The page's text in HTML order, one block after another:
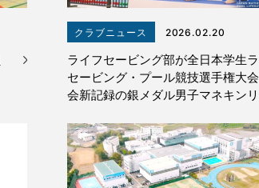
クラブニュース 2026.02.20
ライフセービング部が全日本学生
セービング・プール競技選手権大
会新記録の銀メダル男子マネキン